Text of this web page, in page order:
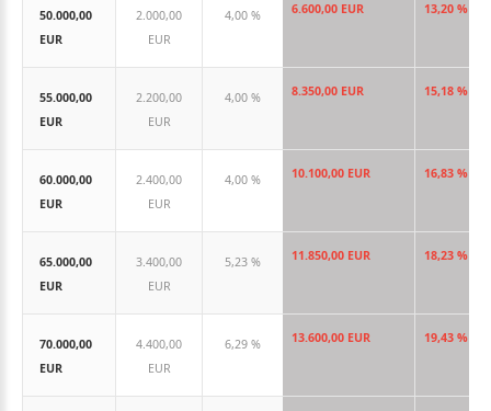
50.000,00
EUR
2.000,00
EUR
4,00 % 6.600,00 EUR 13,20 %
55.000,00
EUR
2.200,00
EUR
4,00 % 8.350,00 EUR 15,18 %
60.000,00
EUR
2.400,00
EUR
4,00 % 10.100,00 EUR 16,83 %
65.000,00
EUR
3.400,00
EUR
5,23 % 11.850,00 EUR 18,23 %
70.000,00
EUR
4.400,00
EUR
6,29 % 13.600,00 EUR 19,43 %